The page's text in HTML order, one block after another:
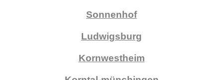
Sonnenhof
Ludwigsburg
Kornwestheim